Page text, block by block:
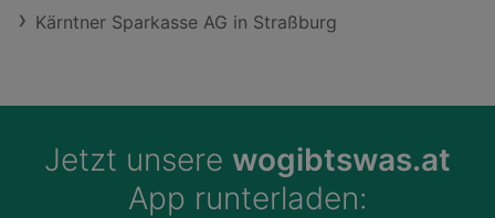
Kärntner Sparkasse AG in Straßburg
Jetzt unsere wogibtswas.at
App runterladen: